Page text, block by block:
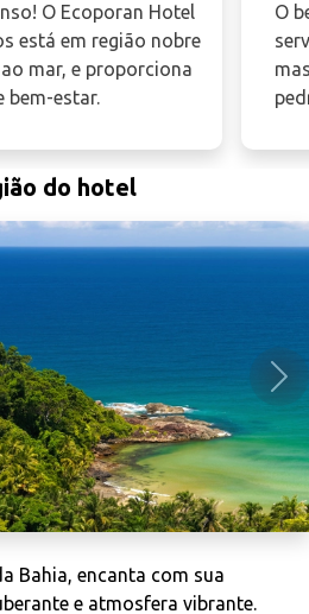
O Ecoporan Hotel
está em região nobre
mar, e proporciona
bem-estar.
O
do hotel
Bahia, encanta com sua
e atmosfera vibrante.